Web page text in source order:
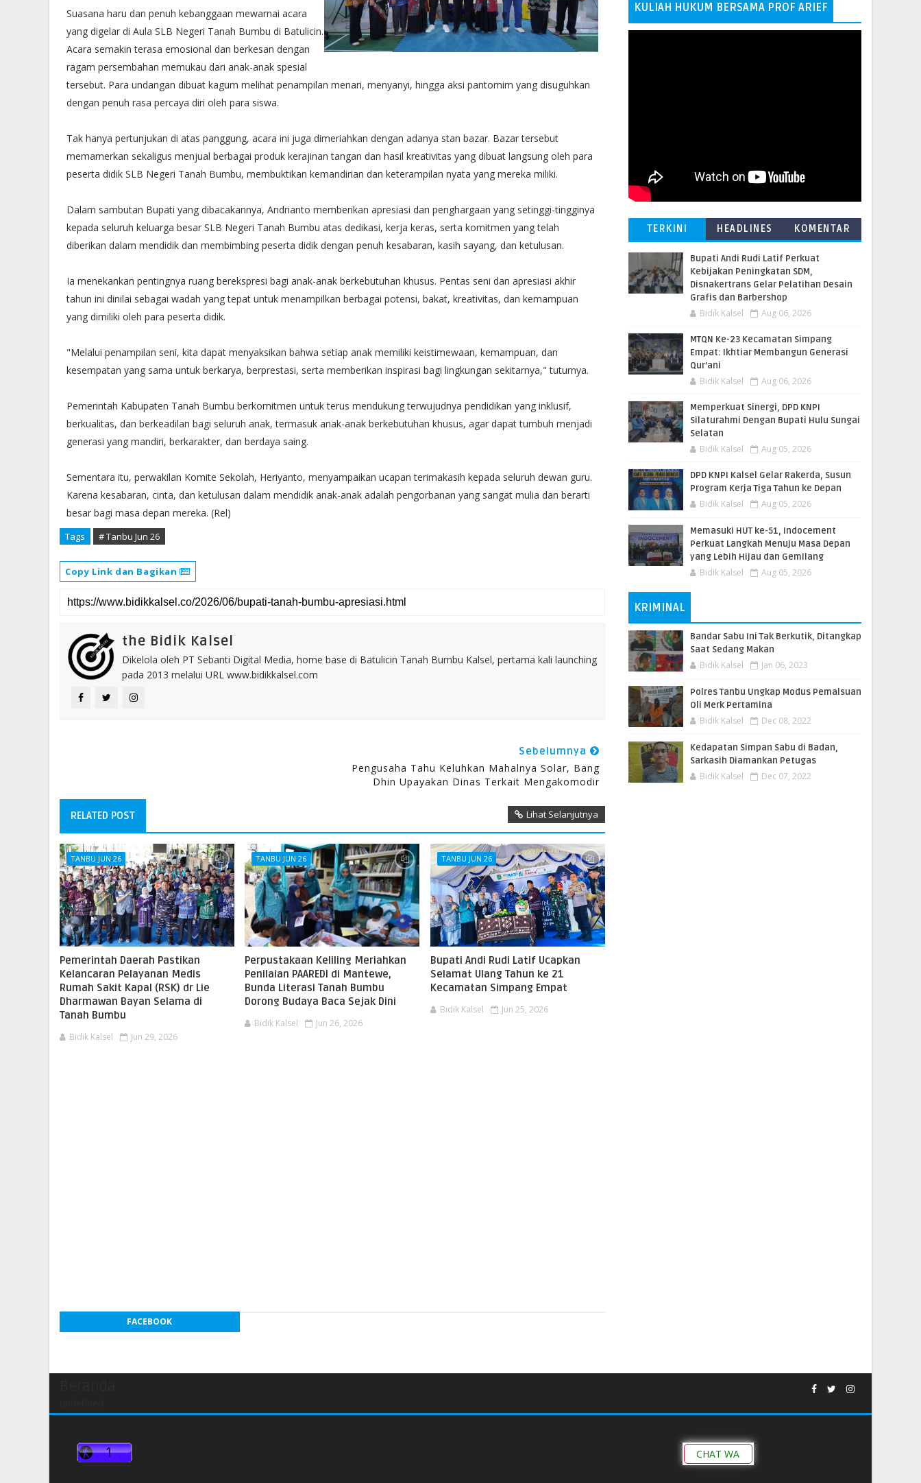
Suasana haru dan penuh kebanggaan mewarnai acara
yang digelar di Aula SLB Negeri Tanah Bumbu di Batulicin.
Acara semakin terasa emosional dan berkesan dengan
ragam persembahan memukau dari anak-anak spesial
tersebut. Para undangan dibuat kagum melihat penampilan menari, menyanyi, hingga aksi pantomim yang disuguhkan
dengan penuh rasa percaya diri oleh para siswa.
Tak hanya pertunjukan di atas panggung, acara ini juga dimeriahkan dengan adanya stan bazar. Bazar tersebut
memamerkan sekaligus menjual berbagai produk kerajinan tangan dan hasil kreativitas yang dibuat langsung oleh para
peserta didik SLB Negeri Tanah Bumbu, membuktikan kemandirian dan keterampilan nyata yang mereka miliki.
Dalam sambutan Bupati yang dibacakannya, Andrianto memberikan apresiasi dan penghargaan yang setinggi-tingginya
kepada seluruh keluarga besar SLB Negeri Tanah Bumbu atas dedikasi, kerja keras, serta komitmen yang telah
diberikan dalam mendidik dan membimbing peserta didik dengan penuh kesabaran, kasih sayang, dan ketulusan.
Ia menekankan pentingnya ruang berekspresi bagi anak-anak berkebutuhan khusus. Pentas seni dan apresiasi akhir
tahun ini dinilai sebagai wadah yang tepat untuk menampilkan berbagai potensi, bakat, kreativitas, dan kemampuan
yang dimiliki oleh para peserta didik.
"Melalui penampilan seni, kita dapat menyaksikan bahwa setiap anak memiliki keistimewaan, kemampuan, dan
kesempatan yang sama untuk berkarya, berprestasi, serta memberikan inspirasi bagi lingkungan sekitarnya," tuturnya.
Pemerintah Kabupaten Tanah Bumbu berkomitmen untuk terus mendukung terwujudnya pendidikan yang inklusif,
berkualitas, dan berkeadilan bagi seluruh anak, termasuk anak-anak berkebutuhan khusus, agar dapat tumbuh menjadi
generasi yang mandiri, berkarakter, dan berdaya saing.
Sementara itu, perwakilan Komite Sekolah, Heriyanto, menyampaikan ucapan terimakasih kepada seluruh dewan guru.
Karena kesabaran, cinta, dan ketulusan dalam mendidik anak-anak adalah pengorbanan yang sangat mulia dan berarti
besar bagi masa depan mereka. (Rel)
Tags # Tanbu Jun 26
Copy Link dan Bagikan
the Bidik Kalsel
Dikelola oleh PT Sebanti Digital Media, home base di Batulicin Tanah Bumbu Kalsel, pertama kali launching
pada 2013 melalui URL www.bidikkalsel.com
Sebelumnya
Pengusaha Tahu Keluhkan Mahalnya Solar, Bang
Dhin Upayakan Dinas Terkait Mengakomodir
RELATED POST Lihat Selanjutnya
TANBU JUN 26
Pemerintah Daerah Pastikan
Kelancaran Pelayanan Medis
Rumah Sakit Kapal (RSK) dr Lie
Dharmawan Bayan Selama di
Tanah Bumbu
Bidik Kalsel Jun 29, 2026
TANBU JUN 26
Perpustakaan Keliling Meriahkan
Penilaian PAAREDI di Mantewe,
Bunda Literasi Tanah Bumbu
Dorong Budaya Baca Sejak Dini
Bidik Kalsel Jun 26, 2026
TANBU JUN 26
Bupati Andi Rudi Latif Ucapkan
Selamat Ulang Tahun ke 21
Kecamatan Simpang Empat
Bidik Kalsel Jun 25, 2026
FACEBOOK
KULIAH HUKUM BERSAMA PROF ARIEF
TERKINI HEADLINES KOMENTAR
Bupati Andi Rudi Latif Perkuat
Kebijakan Peningkatan SDM,
Disnakertrans Gelar Pelatihan Desain
Grafis dan Barbershop
Bidik Kalsel Aug 06, 2026
MTQN Ke-23 Kecamatan Simpang
Empat: Ikhtiar Membangun Generasi
Qur’ani
Bidik Kalsel Aug 06, 2026
Memperkuat Sinergi, DPD KNPI
Silaturahmi Dengan Bupati Hulu Sungai
Selatan
Bidik Kalsel Aug 05, 2026
DPD KNPI Kalsel Gelar Rakerda, Susun
Program Kerja Tiga Tahun ke Depan
Bidik Kalsel Aug 05, 2026
Memasuki HUT ke-51, Indocement
Perkuat Langkah Menuju Masa Depan
yang Lebih Hijau dan Gemilang
Bidik Kalsel Aug 05, 2026
KRIMINAL
Bandar Sabu Ini Tak Berkutik, Ditangkap
Saat Sedang Makan
Bidik Kalsel Jan 06, 2023
Polres Tanbu Ungkap Modus Pemalsuan
Oli Merk Pertamina
Bidik Kalsel Dec 08, 2022
Kedapatan Simpan Sabu di Badan,
Sarkasih Diamankan Petugas
Bidik Kalsel Dec 07, 2022
CHAT WA